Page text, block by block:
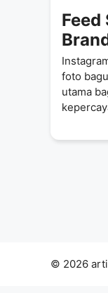
Feed
foto
utama
© 2026